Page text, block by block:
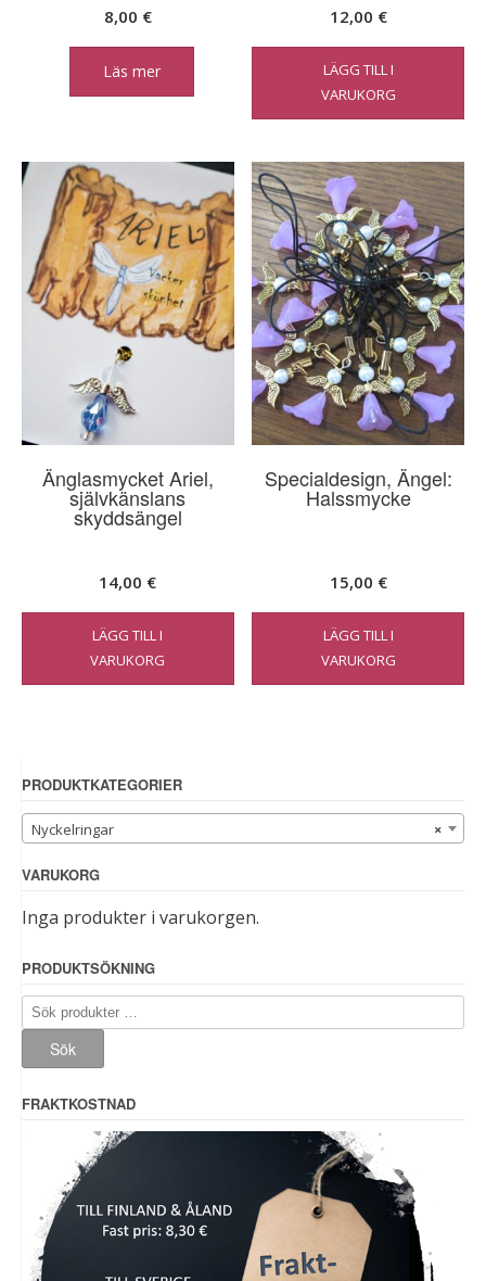
8,00 €
Läs mer
12,00 €
LÄGG TILL I
VARUKORG
Änglasmycket Ariel,
självkänslans
skyddsängel
14,00 €
LÄGG TILL I
VARUKORG
Specialdesign, Ängel:
Halssmycke
15,00 €
LÄGG TILL I
VARUKORG
PRODUKTKATEGORIER
×
Nyckelringar
VARUKORG
Inga produkter i varukorgen.
PRODUKTSÖKNING
Sök
efter:
Sök
FRAKTKOSTNAD